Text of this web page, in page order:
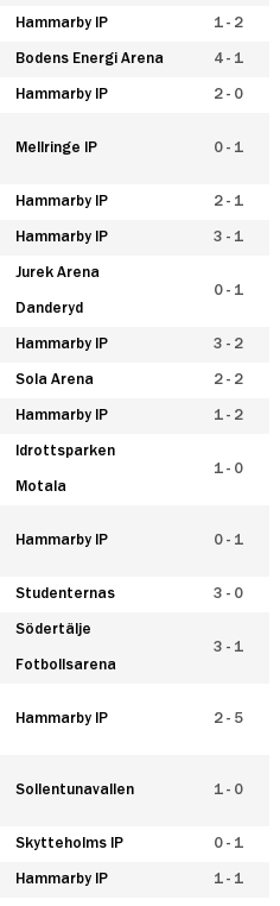
Hammarby IP 1 - 2
Bodens Energi Arena 4 - 1
Hammarby IP 2 - 0
Mellringe IP 0 - 1
Hammarby IP 2 - 1
Hammarby IP 3 - 1
Jurek Arena
Danderyd
0 - 1
Hammarby IP 3 - 2
Sola Arena 2 - 2
Hammarby IP 1 - 2
Idrottsparken
Motala
1 - 0
Hammarby IP 0 - 1
Studenternas 3 - 0
Södertälje
Fotbollsarena
3 - 1
Hammarby IP 2 - 5
Sollentunavallen 1 - 0
Skytteholms IP 0 - 1
Hammarby IP 1 - 1